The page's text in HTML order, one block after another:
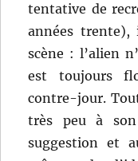
tentative de
années
scène : l’alien
est toujours
contre-jour.
très peu à
suggestion et